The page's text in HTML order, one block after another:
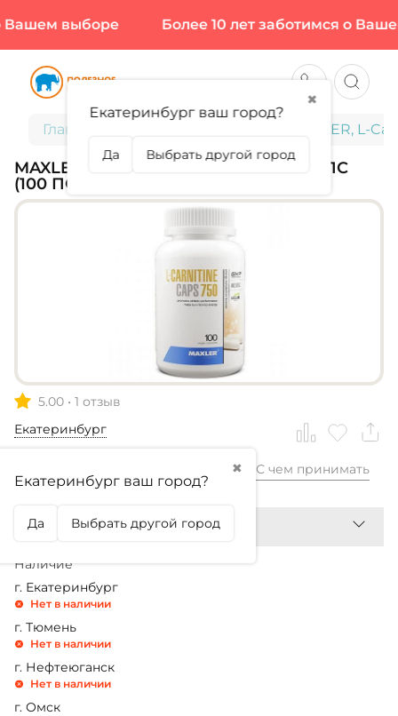
выборе Более 10 лет заботимся о
Главная MAXLER, L-
MAXLER, L-CARNITINE 750 МГ, 100 КАПС
(100 ПОРЦИЙ)
5.00 • 1 отзыв
Екатеринбург
✖
Екатеринбург ваш город?
Да Выбрать другой город
1 860,99₽ С чем принимать
Наличие
г. Екатеринбург
Нет в наличии
г. Тюмень
Нет в наличии
г. Нефтеюганск
Нет в наличии
г. Омск
✖
Екатеринбург ваш город?
Да Выбрать другой город